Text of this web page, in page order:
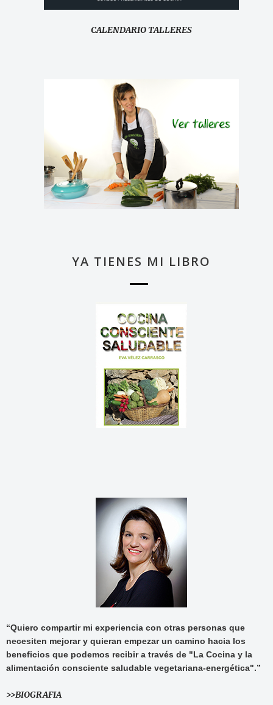
CALENDARIO TALLERES
YA TIENES MI LIBRO
“Quiero compartir mi experiencia con otras personas que
necesiten mejorar y quieran empezar un camino hacia los
beneficios que podemos recibir a través de "La Cocina y la
alimentación consciente saludable vegetariana-energética".”
>>BIOGRAFIA